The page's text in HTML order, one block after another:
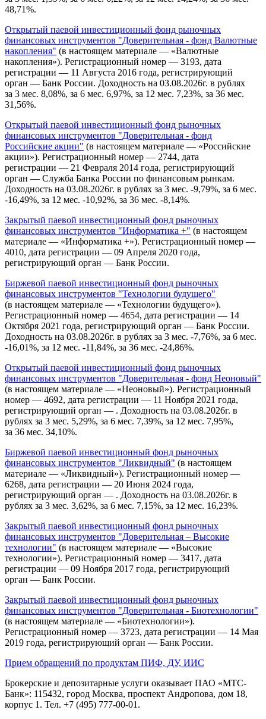
48,71%.
Открытый паевой инвестиционный фонд рыночных
финансовых инструментов "Доверительная - фонд Валютные
накопления" (в настоящем материале — «Валютные
накопления»). Регистрационный номер — 3193, дата
регистрации — 11 Августа 2016 года, регистрирующий
орган — Банк России. Доходность на 03.08.2026г. в рублях
за 3 мес. 8,08%, за 6 мес. 6,97%, за 12 мес. 7,23%, за 36 мес.
31,56%.
Открытый паевой инвестиционный фонд рыночных
финансовых инструментов "Доверительная - фонд
Российские акции" (в настоящем материале — «Российские
акции»). Регистрационный номер — 2744, дата
регистрации — 21 Февраля 2014 года, регистрирующий
орган — Служба Банка России по финансовым рынкам.
Доходность на 03.08.2026г. в рублях за 3 мес. -9,79%, за 6 мес.
-16,49%, за 12 мес. -10,92%, за 36 мес. -8,14%.
Закрытый паевой инвестиционный фонд рыночных
финансовых инструментов "Информатика +" (в настоящем
материале — «Информатика +»). Регистрационный номер —
4010, дата регистрации — 09 Апреля 2020 года,
регистрирующий орган — Банк России.
Биржевой паевой инвестиционный фонд рыночных
финансовых инструментов "Технологии будущего"
(в настоящем материале — «Технологии будущего»).
Регистрационный номер — 4654, дата регистрации — 14
Октября 2021 года, регистрирующий орган — Банк России.
Доходность на 03.08.2026г. в рублях за 3 мес. -7,76%, за 6 мес.
-16,01%, за 12 мес. -11,84%, за 36 мес. -24,86%.
Открытый паевой инвестиционный фонд рыночных
финансовых инструментов "Доверительная - фонд Неоновый"
(в настоящем материале — «Неоновый»). Регистрационный
номер — 4692, дата регистрации — 11 Ноября 2021 года,
регистрирующий орган — . Доходность на 03.08.2026г. в
рублях за 3 мес. 5,29%, за 6 мес. 7,39%, за 12 мес. 7,95%,
за 36 мес. 34,10%.
Биржевой паевой инвестиционный фонд рыночных
финансовых инструментов "Ликвидный" (в настоящем
материале — «Ликвидный»). Регистрационный номер —
6268, дата регистрации — 20 Июня 2024 года,
регистрирующий орган — . Доходность на 03.08.2026г. в
рублях за 3 мес. 3,62%, за 6 мес. 7,15%, за 12 мес. 16,23%.
Закрытый паевой инвестиционный фонд рыночных
финансовых инструментов "Доверительная – Высокие
технологии" (в настоящем материале — «Высокие
технологии»). Регистрационный номер — 3417, дата
регистрации — 09 Ноября 2017 года, регистрирующий
орган — Банк России.
Закрытый паевой инвестиционный фонд рыночных
финансовых инструментов "Доверительная - Биотехнологии"
(в настоящем материале — «Биотехнологии»).
Регистрационный номер — 3723, дата регистрации — 14 Мая
2019 года, регистрирующий орган — Банк России.
Прием обращений по продуктам ПИФ, ДУ, ИИС
Брокерские и депозитарные услуги оказывает ПАО «МТС-
Банк»: 115432, город Москва, проспект Андропова, дом 18,
корпус 1. Тел. +7 (495) 777-00-01.